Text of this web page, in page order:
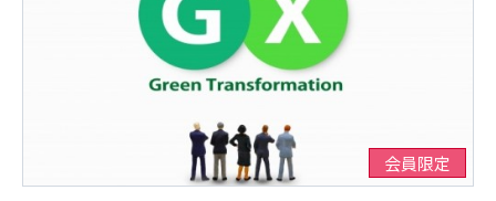
会員限定